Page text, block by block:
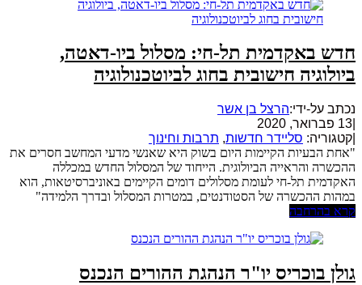
חדש באקדמית תל-חי: מסלול ביו-דאטה,
ביולוגיה חישובית בחוג לביוטכנולוגיה
נכתב על-ידי:הרצל בן אשר
13 פברואר, 2020
קטגוריה: סליידר חדשות, תרבות וחינוך
"אחת הבעיות הקיימות היום בשוק היא שאנשי מדעי המחשב חסרים את
ההכשרה והראייה הביולוגית. הייחוד של המסלול החדש במכללה
האקדמית תל-חי לעומת מסלולים דומים הקיימים באוניברסיטאות, הוא
במהות ההכשרה של הסטודנטים, במטרות המסלול ובדרך הלמידה"
קרא בהרחבה
גולן בוכריס יו"ר הנהגת ההורים הנכנס